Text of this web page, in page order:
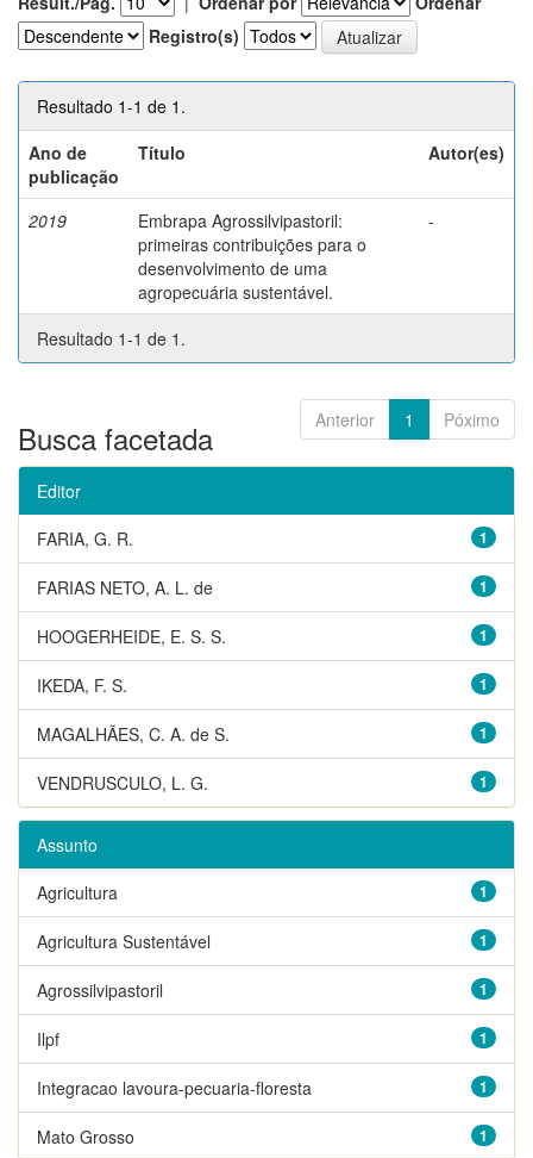
Registro(s)
Resultado 1-1 de 1.
Ano de
publicação
Título Autor(es)
2019
Embrapa Agrossilvipastoril:
primeiras contribuições para o
desenvolvimento de uma
agropecuária sustentável.
-
Resultado 1-1 de 1.
Anterior 1 Póximo
Busca facetada
Editor
1
FARIA, G. R.
1
FARIAS NETO, A. L. de
1
HOOGERHEIDE, E. S. S.
1
IKEDA, F. S.
1
MAGALHÃES, C. A. de S.
1
VENDRUSCULO, L. G.
Assunto
1
Agricultura
1
Agricultura Sustentável
1
Agrossilvipastoril
1
Ilpf
1
Integracao lavoura-pecuaria-floresta
1
Mato Grosso